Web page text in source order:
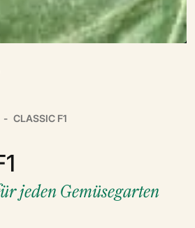
CLASSIC F1
jeden Gemüsegarten